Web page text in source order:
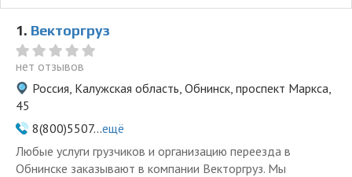
1. Векторгруз
нет отзывов
Россия, Калужская область, Обнинск, проспект Маркса,
45
8(800)5507...ещё
Любые услуги грузчиков и организацию переезда в
Обнинске заказывают в компании Векторгруз. Мы